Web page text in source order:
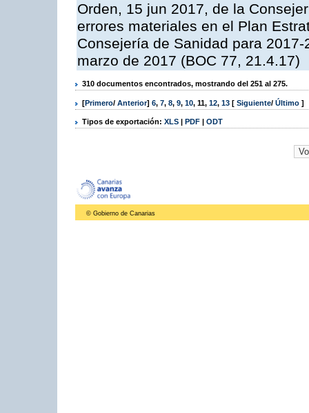
Orden, 15 jun 2017, de la
errores materiales en el Plan
Consejería de Sanidad para
marzo de 2017 (BOC 77, 21.4.17)
310 documentos encontrados, mostrando del 251 al 275.
[Primero/ Anterior] 6, 7, 8, 9, 10, 11, 12, 13 [ Siguiente/ Último ]
Tipos de exportación: XLS | PDF | ODT
© Gobierno de Canarias